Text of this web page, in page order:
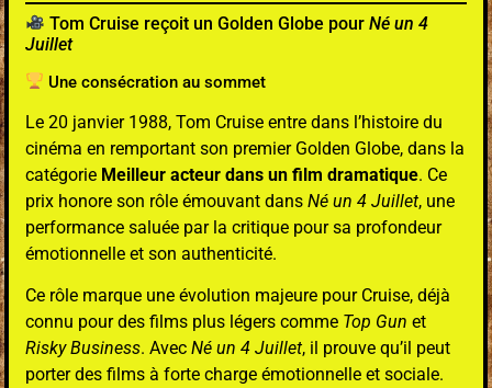
Tom Cruise reçoit un Golden Globe pourNé un 4
Juillet
Une consécration au sommet
Le 20 janvier 1988, Tom Cruise entre dans l’histoire du
cinéma en remportant son premier Golden Globe, dans la
catégorie Meilleur acteur dans un film dramatique. Ce
prix honore son rôle émouvant dans Né un 4 Juillet, une
performance saluée par la critique pour sa profondeur
émotionnelle et son authenticité.
Ce rôle marque une évolution majeure pour Cruise, déjà
connu pour des films plus légers comme Top Gun et
Risky Business. Avec Né un 4 Juillet, il prouve qu’il peut
porter des films à forte charge émotionnelle et sociale.